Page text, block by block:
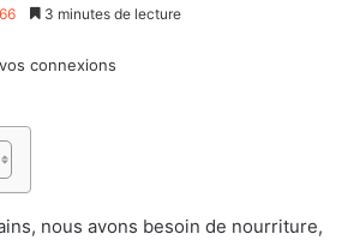
3 minutes de lecture
nous avons besoin de nourriture,